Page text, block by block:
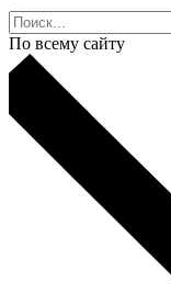
По всему сайту